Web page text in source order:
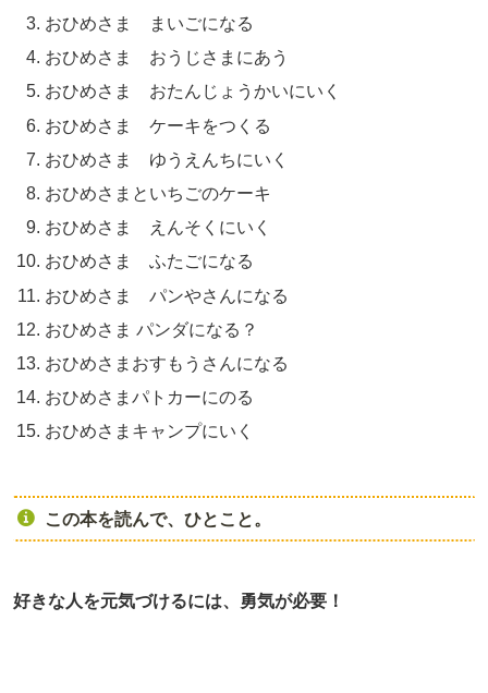
おひめさま まいごになる
おひめさま おうじさまにあう
おひめさま おたんじょうかいにいく
おひめさま ケーキをつくる
おひめさま ゆうえんちにいく
おひめさまといちごのケーキ
おひめさま えんそくにいく
おひめさま ふたごになる
おひめさま パンやさんになる
おひめさま パンダになる？
おひめさまおすもうさんになる
おひめさまパトカーにのる
おひめさまキャンプにいく
この本を読んで、ひとこと。
好きな人を元気づけるには、勇気が必要！